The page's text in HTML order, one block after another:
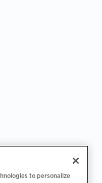
to personalize